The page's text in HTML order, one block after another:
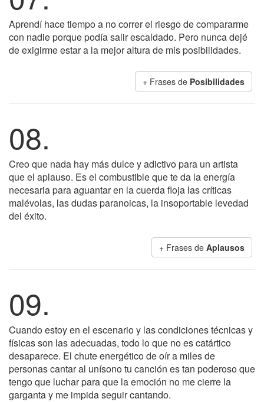
Aprendí hace tiempo a no correr el riesgo de compararme
con nadie porque podía salir escaldado. Pero nunca dejé
de exigirme estar a la mejor altura de mis posibilidades.
+ Frases de Posibilidades
08.
Creo que nada hay más dulce y adictivo para un artista
que el aplauso. Es el combustible que te da la energía
necesaria para aguantar en la cuerda floja las críticas
malévolas, las dudas paranoicas, la insoportable levedad
del éxito.
+ Frases de Aplausos
09.
Cuando estoy en el escenario y las condiciones técnicas y
físicas son las adecuadas, todo lo que no es catártico
desaparece. El chute energético de oír a miles de
personas cantar al unísono tu canción es tan poderoso que
tengo que luchar para que la emoción no me cierre la
garganta y me impida seguir cantando.